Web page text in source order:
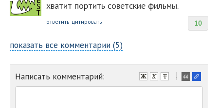
хватит портить советские фильмы.
10
ответить цитировать
показать все комментарии (5)
Написать комментарий:
-
-